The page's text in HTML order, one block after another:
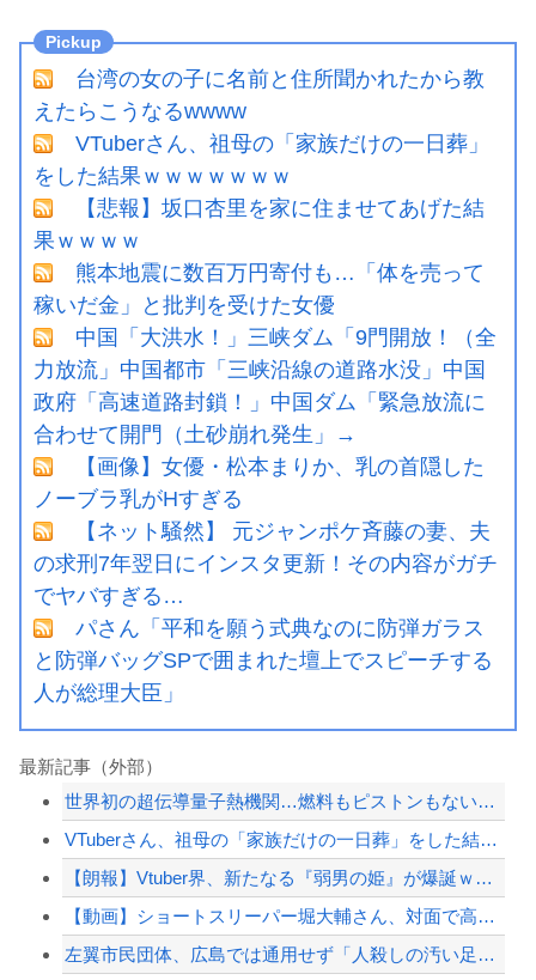
台湾の女の子に名前と住所聞かれたから教
えたらこうなるwwww
VTuberさん、祖母の「家族だけの一日葬」
をした結果ｗｗｗｗｗｗｗ
【悲報】坂口杏里を家に住ませてあげた結
果ｗｗｗｗ
熊本地震に数百万円寄付も…「体を売って
稼いだ金」と批判を受けた女優
中国「大洪水！」三峡ダム「9門開放！（全
力放流」中国都市「三峡沿線の道路水没」中国
政府「高速道路封鎖！」中国ダム「緊急放流に
合わせて開門（土砂崩れ発生」→
【画像】女優・松本まりか、乳の首隠した
ノーブラ乳がHすぎる
【ネット騒然】 元ジャンポケ斉藤の妻、夫
の求刑7年翌日にインスタ更新！その内容がガチ
でヤバすぎる…
パさん「平和を願う式典なのに防弾ガラス
と防弾バッグSPで囲まれた壇上でスピーチする
人が総理大臣」
最新記事（外部）
世界初の超伝導量子熱機関…燃料もピストンもない量子エンジンが回った！
VTuberさん、祖母の「家族だけの一日葬」をした結果ｗｗｗｗｗｗｗ
【朗報】Vtuber界、新たなる『弱男の姫』が爆誕ｗｗｗｗｗｗｗｗｗｗｗ
【動画】ショートスリーパー堀大輔さん、対面で高須幹弥氏にガチギレ 思ったよりも空...
左翼市民団体、広島では通用せず「人殺しの汚い足で広島の土を踏むな！」→広島県民「...